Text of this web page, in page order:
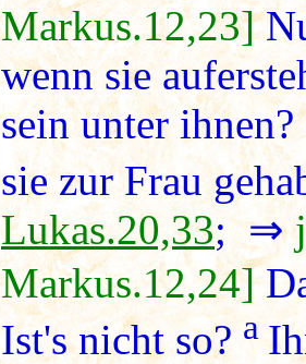
Markus.12,23]
wenn sie
sein unter
sie zur Frau
Lukas.20,33; ⇒
Markus.12,24]
Ist's nicht so? a